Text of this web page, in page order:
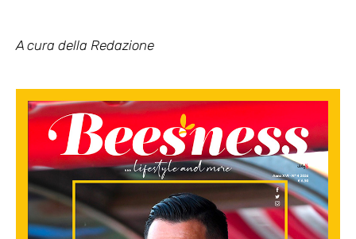
A cura della Redazione